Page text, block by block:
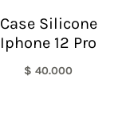
Case Silicone
Iphone 12 Pro
$ 40.000